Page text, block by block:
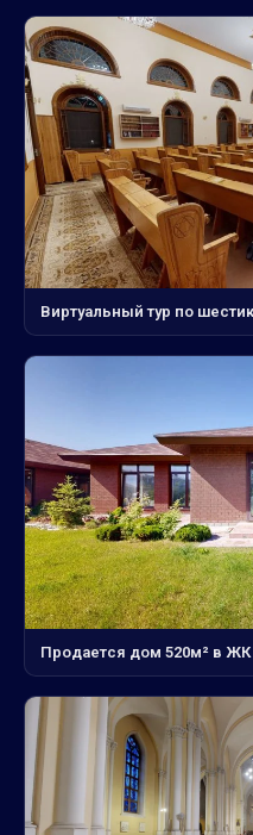
Виртуальный тур по
Продается дом 520м² в